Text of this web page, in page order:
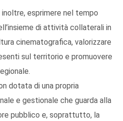
inoltre, esprimere nel tempo
di attività collaterali in
cinematografica, valorizzare
sul territorio e promuovere
dotata di una propria
e gestionale che guarda alla
pubblico e, soprattutto, la